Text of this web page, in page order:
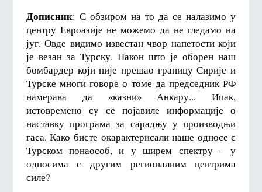
Дописник: С обзиром на то да се налазимо у
центру Евроазије не можемо да не гледамо на
југ. Овде видимо известан чвор напетости који
је везан за Турску. Након што је оборен наш
бомбардер који није прешао границу Сирије и
Турске многи говоре о томе да председник РФ
намерава да «казни» Анкару... Ипак,
истовремено су се појавиле информације о
наставку програма за сарадњу у производњи
гаса. Како бисте окарактерисали наше односе с
Турском понаособ, и у ширем спектру – у
односима с другим регионалним центрима
силе?